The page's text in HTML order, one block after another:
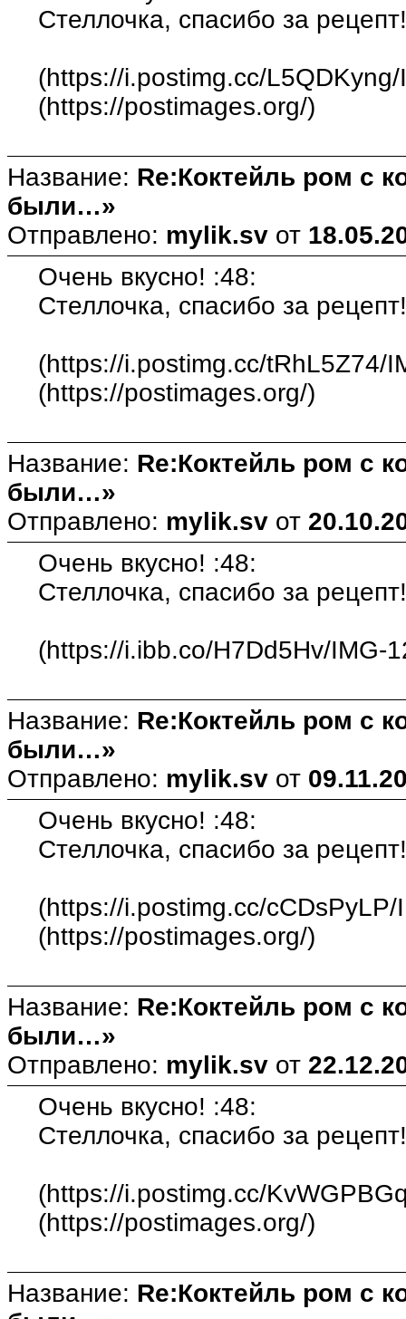
Стеллочка, спасибо за
(https://i.postimg.cc/
(https://postimages.org/)
Название: Re:Коктейль ром с
были…»
Отправлено: mylik.sv от
Очень вкусно! :48:
Стеллочка, спасибо за
(https://i.postimg.cc/tRhL5Z74/
(https://postimages.org/)
Название: Re:Коктейль ром с
были…»
Отправлено: mylik.sv от
Очень вкусно! :48:
Стеллочка, спасибо за
(https://i.ibb.co/H7Dd5Hv/IMG-
Название: Re:Коктейль ром с
были…»
Отправлено: mylik.sv от
Очень вкусно! :48:
Стеллочка, спасибо за
(https://i.postimg.cc/
(https://postimages.org/)
Название: Re:Коктейль ром с
были…»
Отправлено: mylik.sv от
Очень вкусно! :48:
Стеллочка, спасибо за
(https://i.postimg.cc/
(https://postimages.org/)
Название: Re:Коктейль ром с